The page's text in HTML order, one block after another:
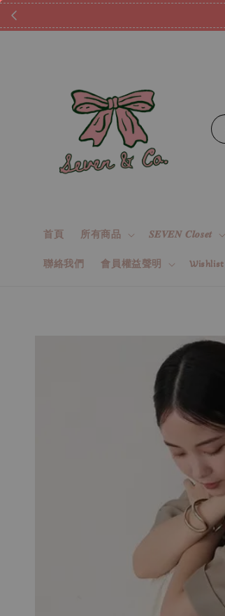
首頁 所有商品 𝑺𝑬𝑽𝑬𝑵 𝑪𝒍𝒐𝒔𝒆𝒕
聯絡我們 會員權益聲明 Wishlist